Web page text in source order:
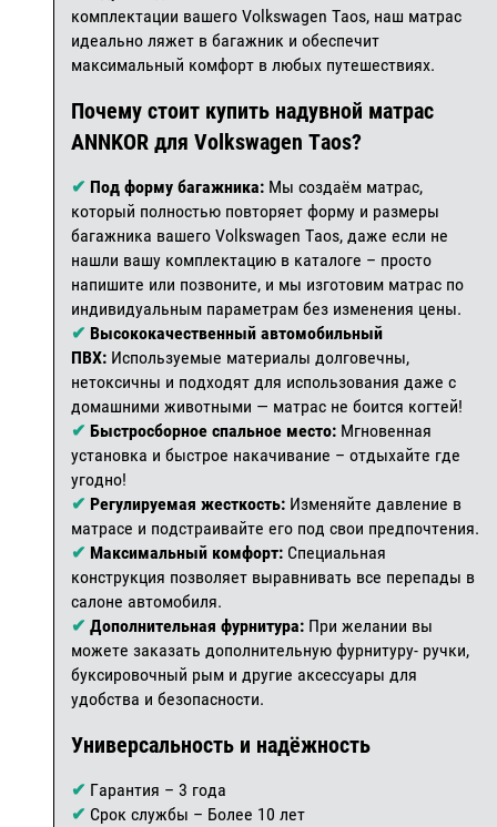
комплектации вашего Volkswagen Taos, наш матрас
идеально ляжет в багажник и обеспечит
максимальный комфорт в любых путешествиях.
Почему стоит купить надувной матрас
ANNKOR для Volkswagen Taos?
✔ Под форму багажника: Мы создаём матрас,
который полностью повторяет форму и размеры
багажника вашего Volkswagen Taos, даже если не
нашли вашу комплектацию в каталоге – просто
напишите или позвоните, и мы изготовим матрас по
индивидуальным параметрам без изменения цены.
✔ Высококачественный автомобильный
ПВХ: Используемые материалы долговечны,
нетоксичны и подходят для использования даже с
домашними животными — матрас не боится когтей!
✔ Быстросборное спальное место: Мгновенная
установка и быстрое накачивание – отдыхайте где
угодно!
✔ Регулируемая жесткость: Изменяйте давление в
матрасе и подстраивайте его под свои предпочтения.
✔ Максимальный комфорт: Специальная
конструкция позволяет выравнивать все перепады в
салоне автомобиля.
✔ Дополнительная фурнитура: При желании вы
можете заказать дополнительную фурнитуру- ручки,
буксировочный рым и другие аксессуары для
удобства и безопасности.
Универсальность и надёжность
✔ Гарантия – 3 года
✔ Срок службы – Более 10 лет